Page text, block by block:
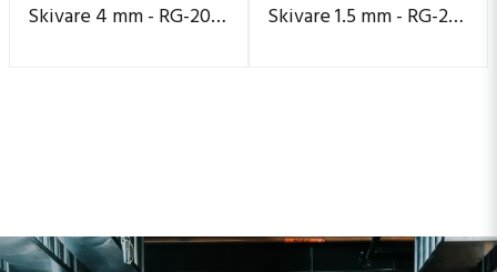
Skivare 4 mm - RG-200, RG-250, RG-250 diwash Skivare 1.5 mm - RG-200, RG-250, RG-250 diwash